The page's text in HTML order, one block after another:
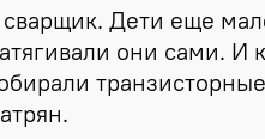
Дети еще
они сами. И